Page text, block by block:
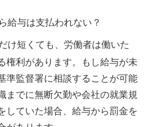
給与は支払われない？
け短くても、労働者は働いた
権利があります。もし給与が未
準監督署に相談することが可能
までに無断欠勤や会社の就業規
していた場合、給与から罰金を